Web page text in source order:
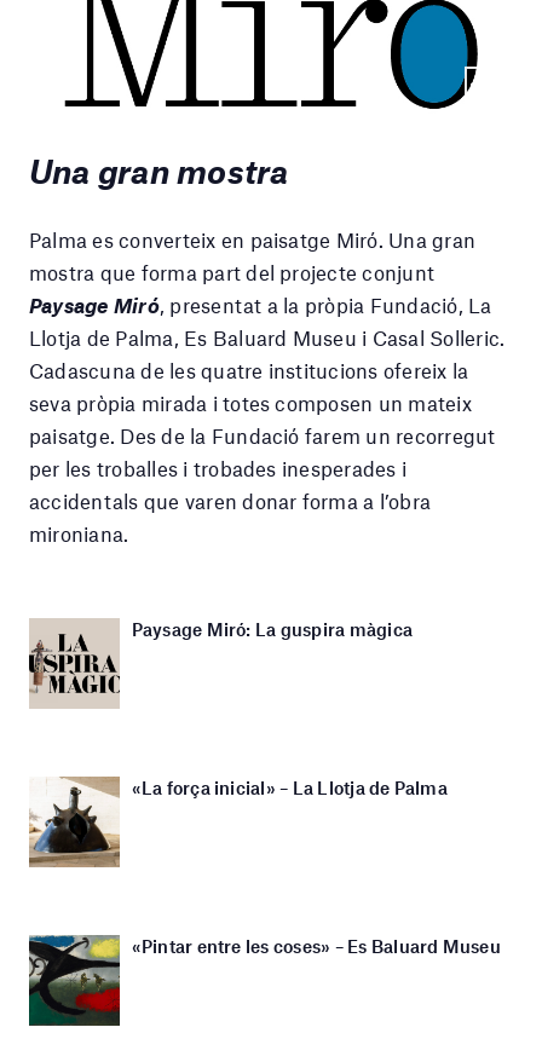
Una gran mostra
Palma es converteix en paisatge Miró. Una gran
mostra que forma part del projecte conjunt
Paysage Miró, presentat a la pròpia Fundació, La
Llotja de Palma, Es Baluard Museu i Casal Solleric.
Cadascuna de les quatre institucions ofereix la
seva pròpia mirada i totes composen un mateix
paisatge. Des de la Fundació farem un recorregut
per les troballes i trobades inesperades i
accidentals que varen donar forma a l’obra
mironiana.
Paysage Miró: La guspira màgica
«La força inicial» – La Llotja de Palma
«Pintar entre les coses» – Es Baluard Museu